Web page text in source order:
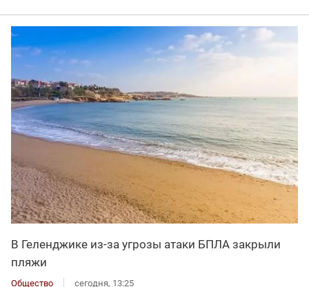
В Геленджике из-за угрозы атаки БПЛА закрыли
пляжи
Общество сегодня, 13:25